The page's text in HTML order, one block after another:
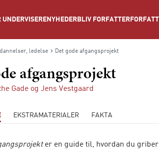
UNDERVISERE NYHEDER BLIV FORFATTER
ledelse Det gode afgangsprojekt
afgangsprojekt
Gade ogJens Vestgaard
EKSTRAMATERIALER FAKTA
er en guide til, hvordan du